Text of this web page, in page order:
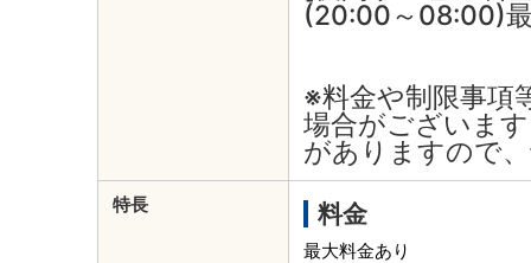
(20:00～08:00)
※料金や制限事項
場合がございま
がありますので
特長 料金
最大料金あり